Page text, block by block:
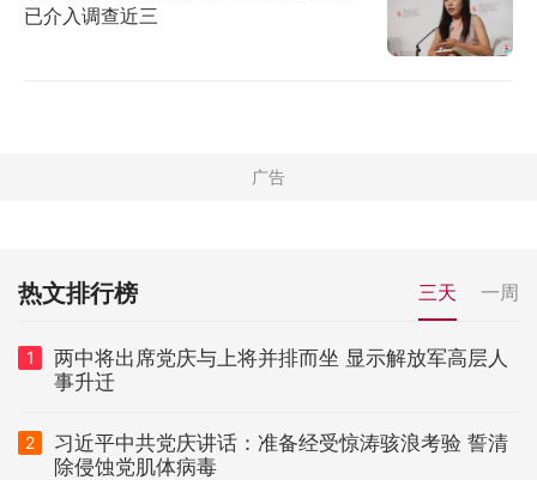
已介入调查近三
热文排行榜 三天 一周
1
两中将出席党庆与上将并排而坐 显示解放军高层人
事升迁
2
习近平中共党庆讲话：准备经受惊涛骇浪考验 誓清
除侵蚀党肌体病毒